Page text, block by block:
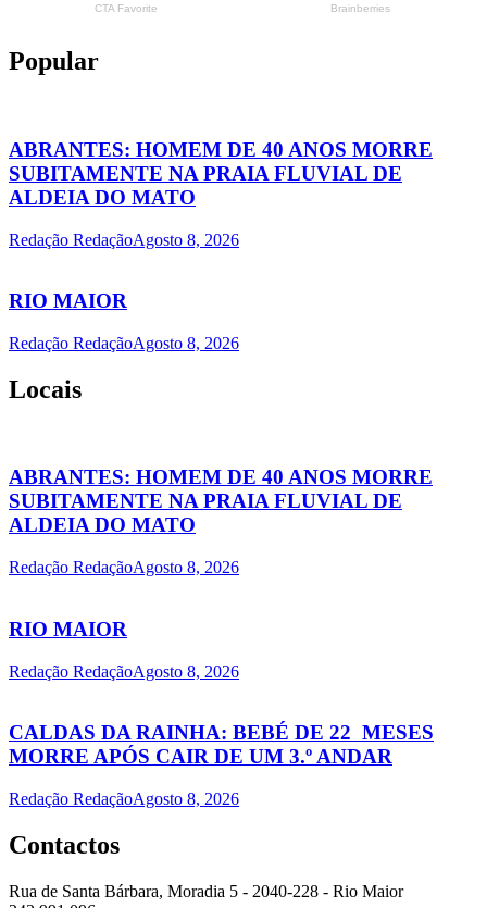
Popular
ABRANTES: HOMEM DE 40 ANOS MORRE
SUBITAMENTE NA PRAIA FLUVIAL DE
ALDEIA DO MATO
Redação RedaçãoAgosto 8, 2026
RIO MAIOR
Redação RedaçãoAgosto 8, 2026
Locais
ABRANTES: HOMEM DE 40 ANOS MORRE
SUBITAMENTE NA PRAIA FLUVIAL DE
ALDEIA DO MATO
Redação RedaçãoAgosto 8, 2026
RIO MAIOR
Redação RedaçãoAgosto 8, 2026
CALDAS DA RAINHA: BEBÉ DE 22 MESES
MORRE APÓS CAIR DE UM 3.º ANDAR
Redação RedaçãoAgosto 8, 2026
Contactos
Rua de Santa Bárbara, Moradia 5 - 2040-228 - Rio Maior